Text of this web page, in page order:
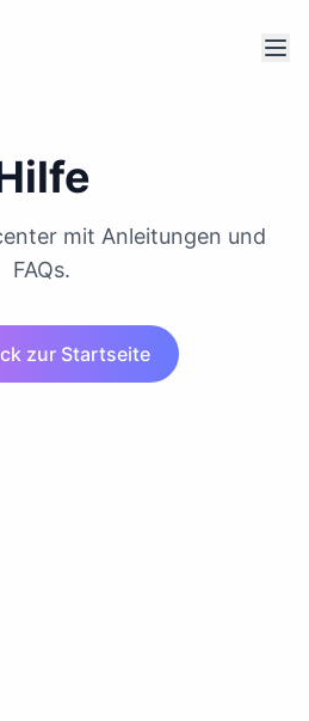
mit Anleitungen und
FAQs.
zur Startseite